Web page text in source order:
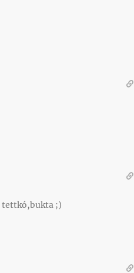
tettkó,bukta ;)